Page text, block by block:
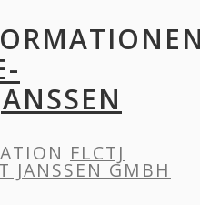
FLCTJ
JANSSEN GMBH